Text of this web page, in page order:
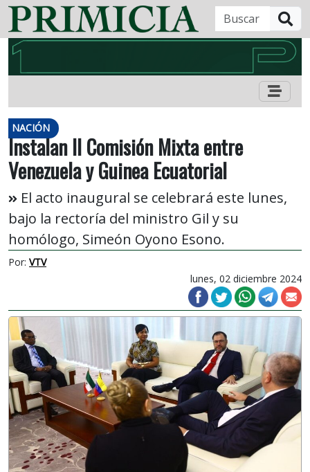
NACIÓN
Instalan II Comisión Mixta entre
Venezuela y Guinea Ecuatorial
El acto inaugural se celebrará este lunes,
bajo la rectoría del ministro Gil y su
homólogo, Simeón Oyono Esono.
Por: VTV
lunes, 02 diciembre 2024